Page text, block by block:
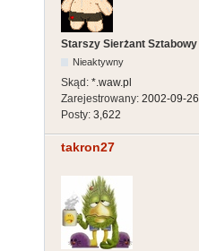
Starszy Sierżant Sztabowy
Nieaktywny
Skąd: *.waw.pl
Zarejestrowany: 2002-09-26
Posty: 3,622
takron27